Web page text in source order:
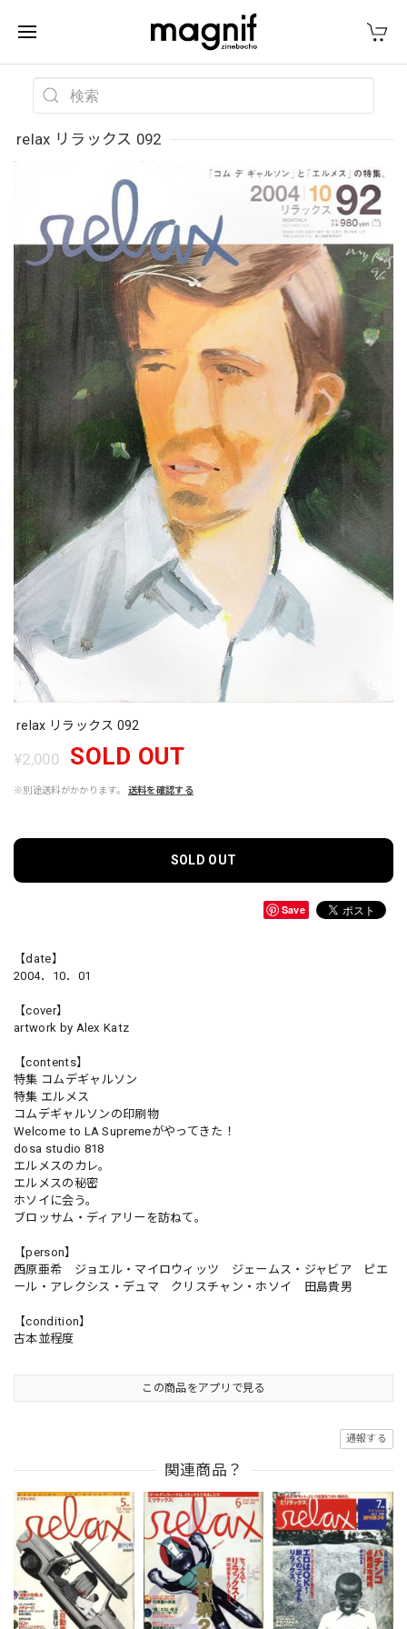
relax リラックス 092
relax リラックス 092
¥2,000 SOLD OUT
※別途送料がかかります。 送料を確認する
SOLD OUT
Save
【date】
2004．10．01
【cover】
artwork by Alex Katz
【contents】
特集 コムデギャルソン
特集 エルメス
コムデギャルソンの印刷物
Welcome to LA Supremeがやってきた！
dosa studio 818
エルメスのカレ。
エルメスの秘密
ホソイに会う。
ブロッサム・ディアリーを訪ねて。
【person】
西原亜希 ジョエル・マイロウィッツ ジェームス・ジャビア ピエ
ール・アレクシス・デュマ クリスチャン・ホソイ 田島貴男
【condition】
古本並程度
この商品をアプリで見る
通報する
関連商品？